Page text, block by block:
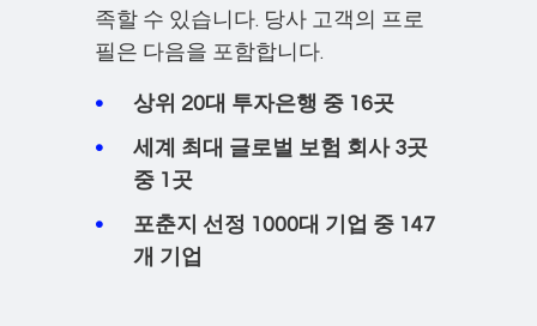
족할 수 있습니다. 당사 고객의 프로
필은 다음을 포함합니다.
상위 20대 투자은행 중 16곳
세계 최대 글로벌 보험 회사 3곳
중 1곳
포춘지 선정 1000대 기업 중 147
개 기업